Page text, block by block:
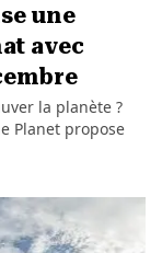
une
avec
la planète ?
Planet propose